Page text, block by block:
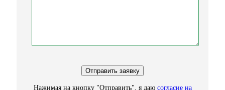
Нажимая на кнопку "Отправить", я даю согласие на